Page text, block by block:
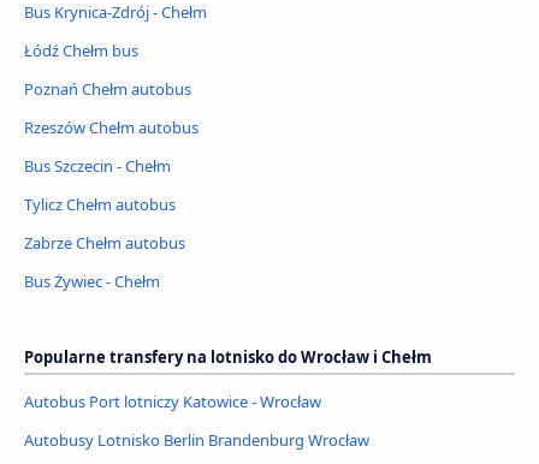
Bus Krynica-Zdrój - Chełm
Łódź Chełm bus
Poznań Chełm autobus
Rzeszów Chełm autobus
Bus Szczecin - Chełm
Tylicz Chełm autobus
Zabrze Chełm autobus
Bus Żywiec - Chełm
Popularne transfery na lotnisko do Wrocław i Chełm
Autobus Port lotniczy Katowice - Wrocław
Autobusy Lotnisko Berlin Brandenburg Wrocław